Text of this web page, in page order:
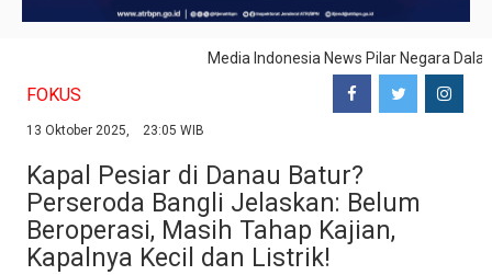
Media Indonesia News Pilar Negara
FOKUS
13 Oktober 2025, 23:05 WIB
Kapal Pesiar di Danau Batur?
Perseroda Bangli Jelaskan: Belum
Beroperasi, Masih Tahap Kajian,
Kapalnya Kecil dan Listrik!